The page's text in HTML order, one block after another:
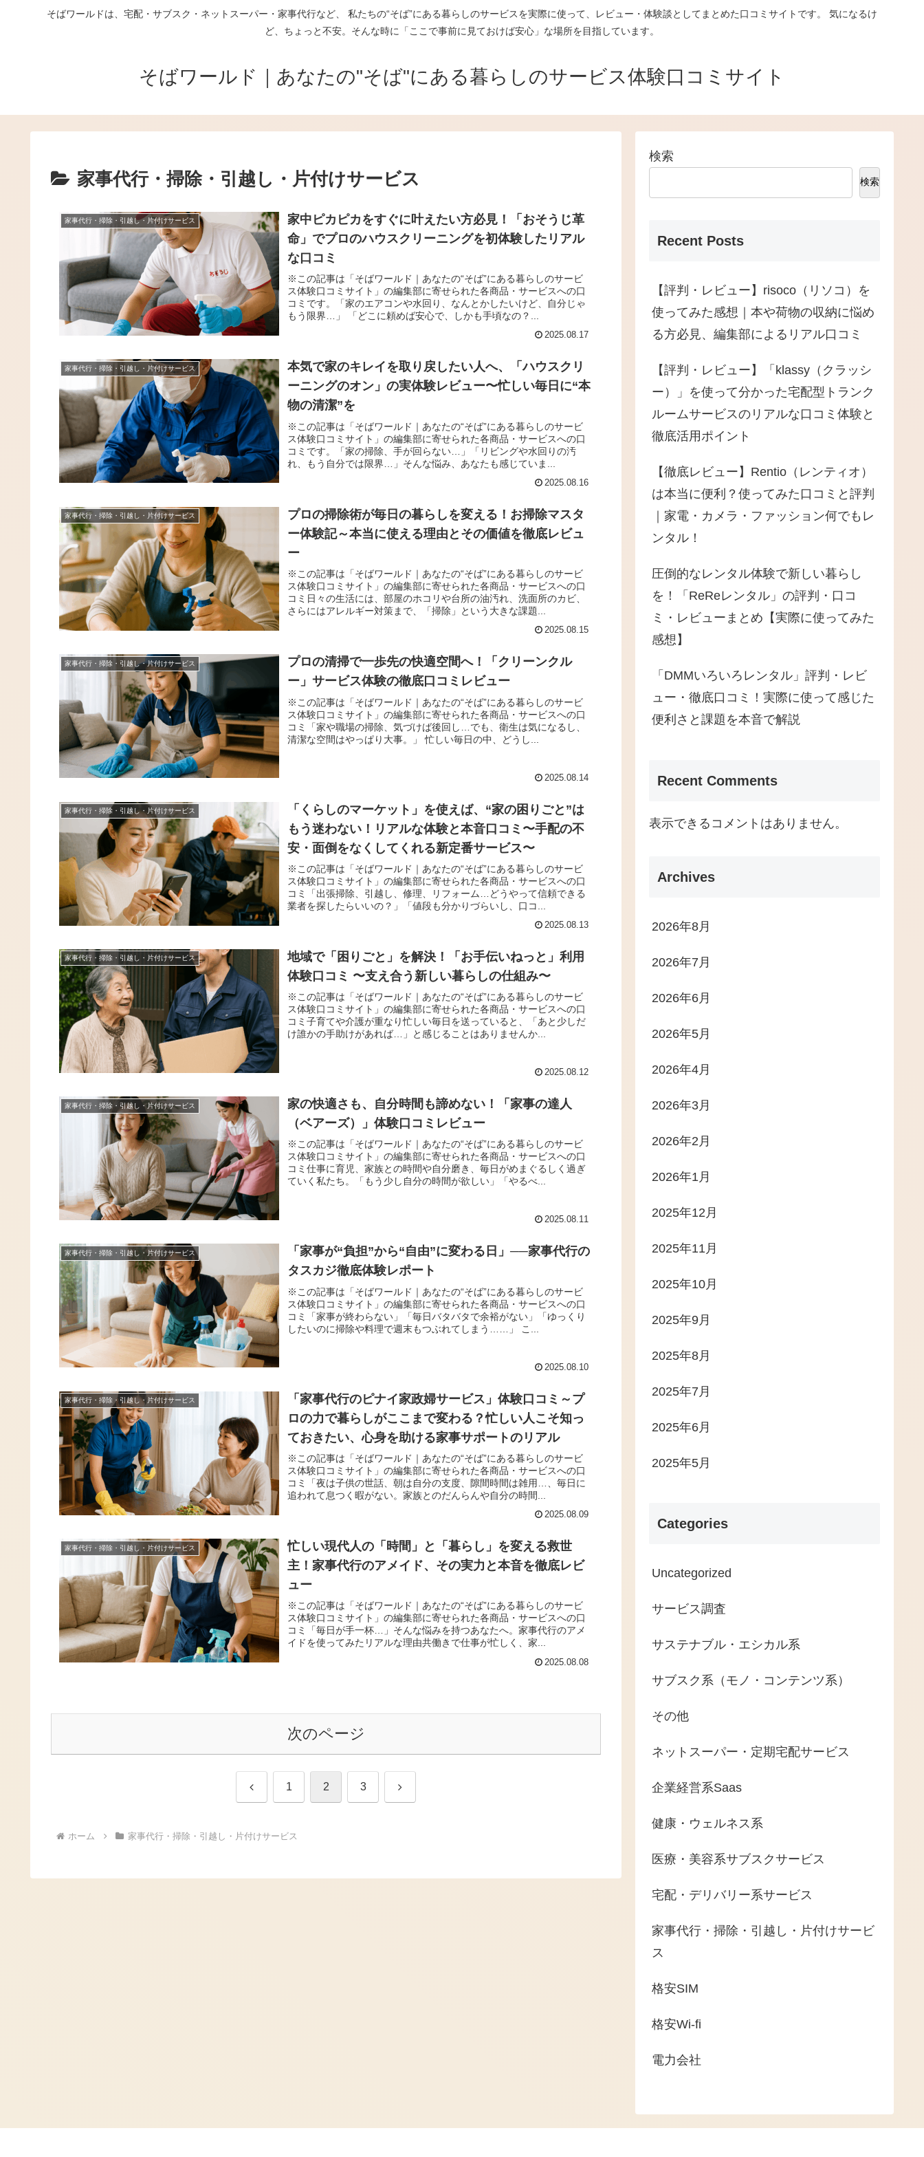
そばワールドは、宅配・サブスク・ネットスーパー・家事代行など、 私たちの“そば”にある暮らしのサービスを実際に使って、レビュー・体験談としてまとめた口コミサイトです。 気になるけ
ど、ちょっと不安。そんな時に「ここで事前に見ておけば安心」な場所を目指しています。
そばワールド｜あなたの"そば"にある暮らしのサービス体験口コミサイト
家事代行・掃除・引越し・片付けサービス
家事代行・掃除・引越し・片付けサービス
家中ピカピカをすぐに叶えたい方必見！「おそうじ革
命」でプロのハウスクリーニングを初体験したリアル
な口コミ
※この記事は「そばワールド｜あなたの“そば”にある暮らしのサービ
ス体験口コミサイト」の編集部に寄せられた各商品・サービスへの口
コミです。「家のエアコンや水回り、なんとかしたいけど、自分じゃ
もう限界…」 「どこに頼めば安心で、しかも手頃なの？...
2025.08.17
家事代行・掃除・引越し・片付けサービス
本気で家のキレイを取り戻したい人へ、「ハウスクリ
ーニングのオン」の実体験レビュー〜忙しい毎日に“本
物の清潔”を
※この記事は「そばワールド｜あなたの“そば”にある暮らしのサービ
ス体験口コミサイト」の編集部に寄せられた各商品・サービスへの口
コミです。「家の掃除、手が回らない…」「リビングや水回りの汚
れ、もう自分では限界…」そんな悩み、あなたも感じていま...
2025.08.16
家事代行・掃除・引越し・片付けサービス
プロの掃除術が毎日の暮らしを変える！お掃除マスタ
ー体験記～本当に使える理由とその価値を徹底レビュ
ー
※この記事は「そばワールド｜あなたの“そば”にある暮らしのサービ
ス体験口コミサイト」の編集部に寄せられた各商品・サービスへの口
コミ日々の生活には、部屋のホコリや台所の油汚れ、洗面所のカビ、
さらにはアレルギー対策まで、「掃除」という大きな課題...
2025.08.15
家事代行・掃除・引越し・片付けサービス
プロの清掃で一歩先の快適空間へ！「クリーンクル
ー」サービス体験の徹底口コミレビュー
※この記事は「そばワールド｜あなたの“そば”にある暮らしのサービ
ス体験口コミサイト」の編集部に寄せられた各商品・サービスへの口
コミ「家や職場の掃除、気づけば後回し…でも、衛生は気になるし、
清潔な空間はやっぱり大事。」 忙しい毎日の中、どうし...
2025.08.14
家事代行・掃除・引越し・片付けサービス
「くらしのマーケット」を使えば、“家の困りごと”は
もう迷わない！リアルな体験と本音口コミ〜手配の不
安・面倒をなくしてくれる新定番サービス〜
※この記事は「そばワールド｜あなたの“そば”にある暮らしのサービ
ス体験口コミサイト」の編集部に寄せられた各商品・サービスへの口
コミ「出張掃除、引越し、修理、リフォーム…どうやって信頼できる
業者を探したらいいの？」「値段も分かりづらいし、口コ...
2025.08.13
家事代行・掃除・引越し・片付けサービス
地域で「困りごと」を解決！「お手伝いねっと」利用
体験口コミ 〜支え合う新しい暮らしの仕組み〜
※この記事は「そばワールド｜あなたの“そば”にある暮らしのサービ
ス体験口コミサイト」の編集部に寄せられた各商品・サービスへの口
コミ子育てや介護が重なり忙しい毎日を送っていると、「あと少しだ
け誰かの手助けがあれば…」と感じることはありませんか...
2025.08.12
家事代行・掃除・引越し・片付けサービス
家の快適さも、自分時間も諦めない！「家事の達人
（ベアーズ）」体験口コミレビュー
※この記事は「そばワールド｜あなたの“そば”にある暮らしのサービ
ス体験口コミサイト」の編集部に寄せられた各商品・サービスへの口
コミ仕事に育児、家族との時間や自分磨き、毎日がめまぐるしく過ぎ
ていく私たち。「もう少し自分の時間が欲しい」「やるべ...
2025.08.11
家事代行・掃除・引越し・片付けサービス
「家事が“負担”から“自由”に変わる日」──家事代行の
タスカジ徹底体験レポート
※この記事は「そばワールド｜あなたの“そば”にある暮らしのサービ
ス体験口コミサイト」の編集部に寄せられた各商品・サービスへの口
コミ「家事が終わらない」「毎日バタバタで余裕がない」「ゆっくり
したいのに掃除や料理で週末もつぶれてしまう……」 こ...
2025.08.10
家事代行・掃除・引越し・片付けサービス
「家事代行のピナイ家政婦サービス」体験口コミ～プ
ロの力で暮らしがここまで変わる？忙しい人こそ知っ
ておきたい、心身を助ける家事サポートのリアル
※この記事は「そばワールド｜あなたの“そば”にある暮らしのサービ
ス体験口コミサイト」の編集部に寄せられた各商品・サービスへの口
コミ「夜は子供の世話、朝は自分の支度、隙間時間は雑用…、毎日に
追われて息つく暇がない。家族とのだんらんや自分の時間...
2025.08.09
家事代行・掃除・引越し・片付けサービス
忙しい現代人の「時間」と「暮らし」を変える救世
主！家事代行のアメイド、その実力と本音を徹底レビ
ュー
※この記事は「そばワールド｜あなたの“そば”にある暮らしのサービ
ス体験口コミサイト」の編集部に寄せられた各商品・サービスへの口
コミ「毎日が手一杯…」そんな悩みを持つあなたへ。家事代行のアメ
イドを使ってみたリアルな理由共働きで仕事が忙しく、家...
2025.08.08
次のページ
前 1 2 3 次
ホーム 家事代行・掃除・引越し・片付けサービス
検索
検索
Recent Posts
【評判・レビュー】risoco（リソコ）を
使ってみた感想｜本や荷物の収納に悩め
る方必見、編集部によるリアル口コミ
【評判・レビュー】「klassy（クラッシ
ー）」を使って分かった宅配型トランク
ルームサービスのリアルな口コミ体験と
徹底活用ポイント
【徹底レビュー】Rentio（レンティオ）
は本当に便利？使ってみた口コミと評判
｜家電・カメラ・ファッション何でもレ
ンタル！
圧倒的なレンタル体験で新しい暮らし
を！「ReReレンタル」の評判・口コ
ミ・レビューまとめ【実際に使ってみた
感想】
「DMMいろいろレンタル」評判・レビ
ュー・徹底口コミ！実際に使って感じた
便利さと課題を本音で解説
Recent Comments
表示できるコメントはありません。
Archives
2026年8月
2026年7月
2026年6月
2026年5月
2026年4月
2026年3月
2026年2月
2026年1月
2025年12月
2025年11月
2025年10月
2025年9月
2025年8月
2025年7月
2025年6月
2025年5月
Categories
Uncategorized
サービス調査
サステナブル・エシカル系
サブスク系（モノ・コンテンツ系）
その他
ネットスーパー・定期宅配サービス
企業経営系Saas
健康・ウェルネス系
医療・美容系サブスクサービス
宅配・デリバリー系サービス
家事代行・掃除・引越し・片付けサービ
ス
格安SIM
格安Wi-fi
電力会社